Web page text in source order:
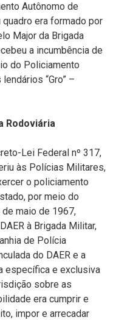
Autônomo de
quadro era formado por
Major da Brigada
a incumbência de
do Policiamento
“Gro” –
Rodoviária
Lei Federal nº 317,
às Polícias Militares,
o policiamento
por meio do
de maio de 1967,
à Brigada Militar,
de Polícia
do DAER e a
específica e exclusiva
sobre as
era cumprir e
impor e arrecadar